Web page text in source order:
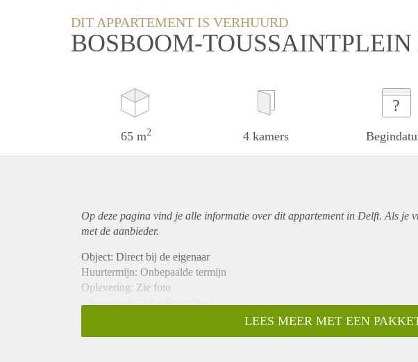
DIT APPARTEMENT IS VERHUURD
BOSBOOM-
65 m2 4 kamers
?
Op deze pagina vind je alle informatie over ditappartementin Delft. Als je
met de aanbieder.
Object: Direct bij de eigenaar
Huurtermijn: Onbepaalde termijn
Oplevering: Zie foto
Inkomen eis: 2,9 x Bruto huur
Borg: 1 Maand
LEES MEER MET EEN